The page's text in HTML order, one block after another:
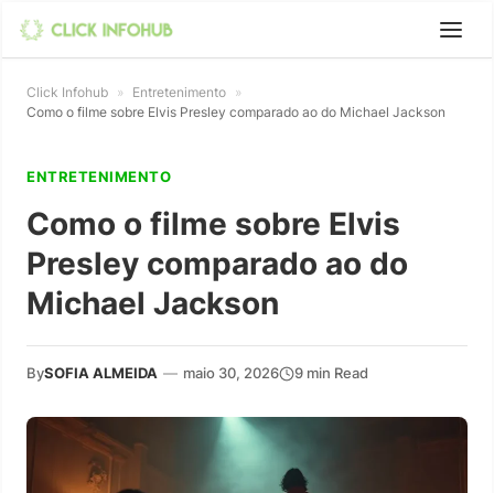
Click Infohub » Entretenimento »
Como o filme sobre Elvis Presley comparado ao do Michael Jackson
ENTRETENIMENTO
Como o filme sobre Elvis
Presley comparado ao do
Michael Jackson
BySOFIA ALMEIDA — maio 30, 2026 9 min Read